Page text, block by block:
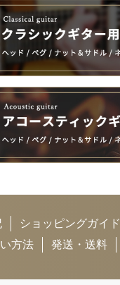
ショッピングガイド
方法
発送・送料